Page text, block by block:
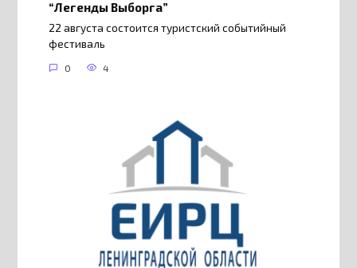
“Легенды Выборга”
22 августа состоится туристский событийный
фестиваль
0 4